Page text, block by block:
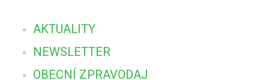
AKTUALITY
NEWSLETTER
OBECNÍ ZPRAVODAJ